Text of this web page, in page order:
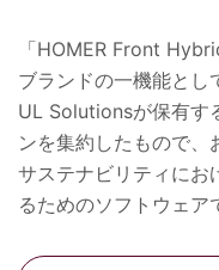
「HOMER Front
ブランドの一機能とし
UL Solutionsが保有す
ンを集約したもので、
サステナビリティにお
るためのソフトウェア